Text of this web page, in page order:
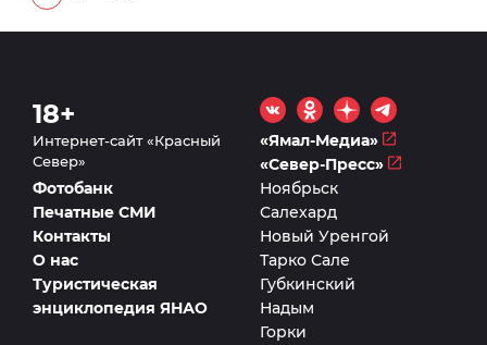
18+
Интернет-сайт «Красный
Север»
«Ямал-Медиа»
«Север-Пресс»
Фотобанк
Печатные СМИ
Контакты
О нас
Туристическая
энциклопедия ЯНАО
Ноябрьск
Салехард
Новый Уренгой
Тарко Сале
Губкинский
Надым
Горки